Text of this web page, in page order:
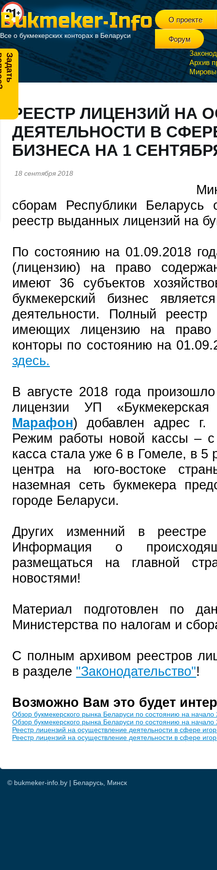
З
а
д
а
т
ь
в
о
п
р
о
с
Все о букмекерских конторах в Беларуси
О проекте
Форум
Архив
РЕЕСТР ЛИЦЕНЗИЙ НА
ДЕЯТЕЛЬНОСТИ В
БИЗНЕСА НА 1
18 сентября 2018
сборам Республики Беларусь
реестр выданных лицензий на
По состоянию на 01.09.2018
(лицензию) на право
имеют 36 субъектов
букмекерский бизнес
деятельности. Полный реестр
имеющих лицензию на право
конторы по состоянию на
здесь.
В августе 2018 года
лицензии УП
Марафон) добавлен адрес г.
Режим работы новой кассы –
касса стала уже 6 в Гомеле, в 5
центра на юго-востоке
наземная сеть букмекера
городе Беларуси.
Других изменний в
Информация о
размещаться на главной
новостями!
Материал подготовлен по
Министерства по налогам и
С полным архивом реестров
в разделе "Законодательство"!
Возможно Вам это будет
Обзор букмекерского рынка Беларуси по состоянию на начало
Обзор букмекерского рынка Беларуси по состоянию на начало
Реестр лицензий на осуществление деятельности в сфере
Реестр лицензий на осуществление деятельности в сфере
© bukmeker-info.by | Беларусь, Минск